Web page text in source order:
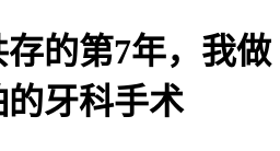
的第7年，我做
牙科手术